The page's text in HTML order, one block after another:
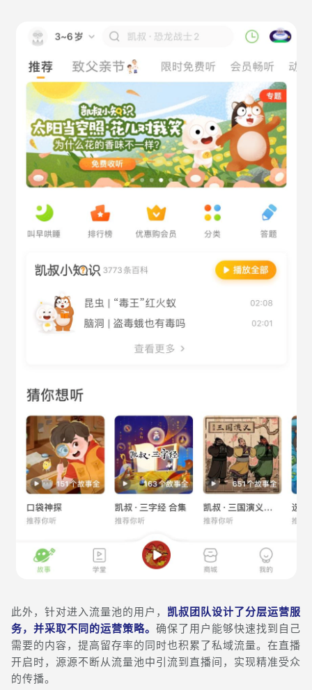
此外，针对进入流量池的用户， 凯叔团队设计了分层运营服
务，并采取不同的运营策略。 确保了用户能够快速找到自己
需要的内容，提高留存率的同时也积累了私域流量。在直播
开启时，源源不断从流量池中引流到直播间，实现精准受众
的传播。